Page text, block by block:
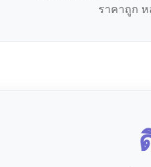
ราคาถูก